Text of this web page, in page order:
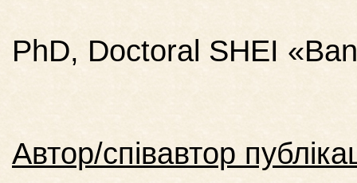
PhD, Doctoral SHEI
Автор/співавтор